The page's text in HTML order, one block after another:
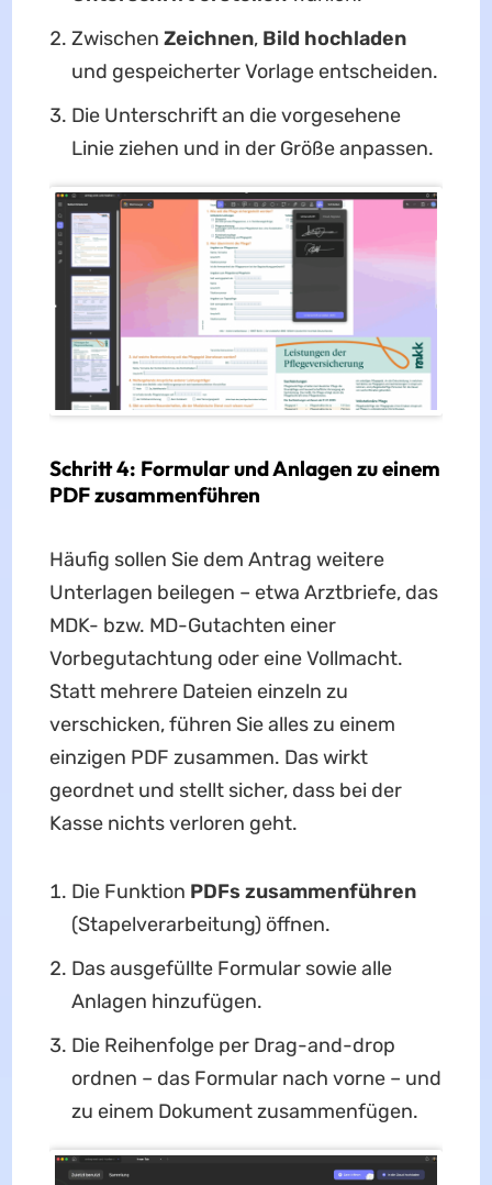
Zwischen Zeichnen, Bild hochladen
und gespeicherter Vorlage entscheiden.
Die Unterschrift an die vorgesehene
Linie ziehen und in der Größe anpassen.
Schritt 4: Formular und Anlagen zu einem
PDF zusammenführen
Häufig sollen Sie dem Antrag weitere
Unterlagen beilegen – etwa Arztbriefe, das
MDK- bzw. MD-Gutachten einer
Vorbegutachtung oder eine Vollmacht.
Statt mehrere Dateien einzeln zu
verschicken, führen Sie alles zu einem
einzigen PDF zusammen. Das wirkt
geordnet und stellt sicher, dass bei der
Kasse nichts verloren geht.
Die Funktion PDFs zusammenführen
(Stapelverarbeitung) öffnen.
Das ausgefüllte Formular sowie alle
Anlagen hinzufügen.
Die Reihenfolge per Drag-and-drop
ordnen – das Formular nach vorne – und
zu einem Dokument zusammenfügen.